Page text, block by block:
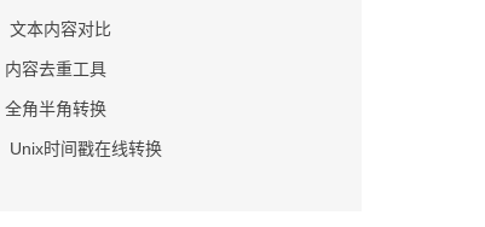
文本内容对比
内容去重工具
全角半角转换
Unix时间戳在线转换